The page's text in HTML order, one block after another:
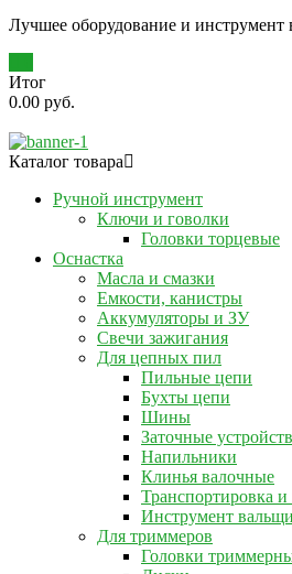
Лучшее оборудование и инструмент
Итог
0.00 руб.
Каталог товара
Ручной инструмент
Ключи и говолки
Головки торцевые
Оснастка
Масла и смазки
Емкости, канистры
Аккумуляторы и ЗУ
Свечи зажигания
Для цепных пил
Пильные цепи
Бухты цепи
Шины
Заточные
Напильники
Клинья валочные
Транспортировка и
Инструмент
Для триммеров
Головки